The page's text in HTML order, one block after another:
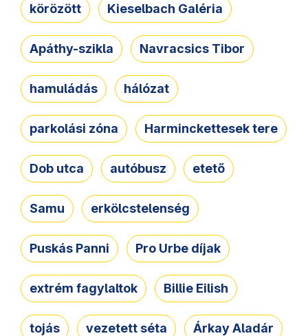
körözött Kieselbach Galéria
Apáthy-szikla Navracsics Tibor
hamuládás hálózat
parkolási zóna Harminckettesek tere
Dob utca autóbusz etető
Samu erkölcstelenség
Puskás Panni Pro Urbe díjak
extrém fagylaltok Billie Eilish
tojás vezetett séta Árkay Aladár